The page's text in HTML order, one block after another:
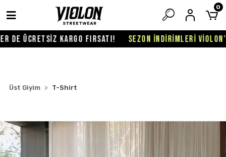
ÜCRETSİZ KARGO FIRSATI! SEZON İNDİRİMLERİ
0
Üst Giyim T-Shirt